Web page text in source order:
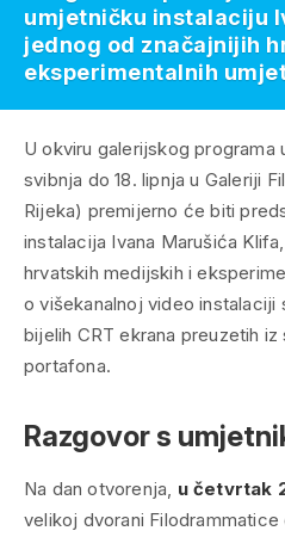
U okviru galerijskog programa
svibnja do 18. lipnja u Galeriji
Rijeka) premijerno će biti
instalacija Ivana Marušića
hrvatskih medijskih i
o višekanalnoj video
bijelih CRT ekrana preuzetih
portafona.
Razgovor s
Na dan otvorenja, u četvrtak
velikoj dvorani
umjetničku instalaciju
jednog od značajnijih
eksperimentalnih